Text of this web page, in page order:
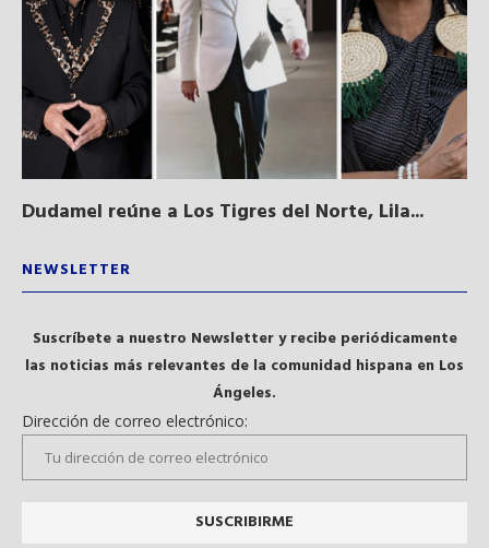
Dudamel reúne a Los Tigres del Norte, Lila...
NEWSLETTER
Suscríbete a nuestro Newsletter y recibe periódicamente
las noticias más relevantes de la comunidad hispana en Los
Ángeles.
Dirección de correo electrónico: